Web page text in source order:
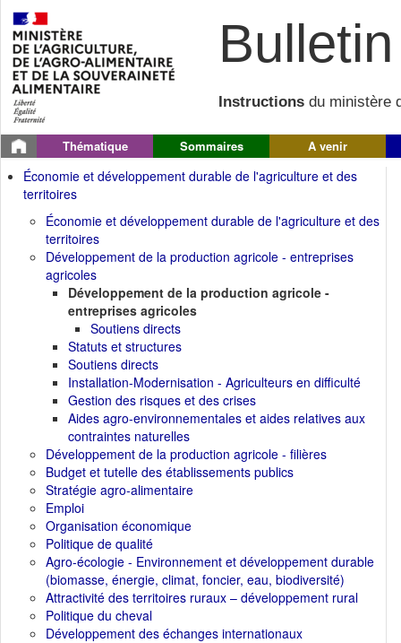
Instructions du ministère
Thématique Sommaires A venir
Économie et développement durable de l'agriculture et des
territoires
Économie et développement durable de l'agriculture et des
territoires
Développement de la production agricole - entreprises
agricoles
Développement de la production agricole -
entreprises agricoles
Soutiens directs
Statuts et structures
Soutiens directs
Installation-Modernisation - Agriculteurs en difficulté
Gestion des risques et des crises
Aides agro-environnementales et aides relatives aux
contraintes naturelles
Développement de la production agricole - filières
Budget et tutelle des établissements publics
Stratégie agro-alimentaire
Emploi
Organisation économique
Politique de qualité
Agro-écologie - Environnement et développement durable
(biomasse, énergie, climat, foncier, eau, biodiversité)
Attractivité des territoires ruraux – développement rural
Politique du cheval
Développement des échanges internationaux